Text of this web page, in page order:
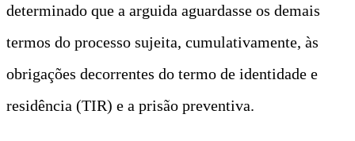
determinado que a arguida aguardasse os demais
termos do processo sujeita, cumulativamente, às
obrigações decorrentes do termo de identidade e
residência (TIR) e a prisão preventiva.